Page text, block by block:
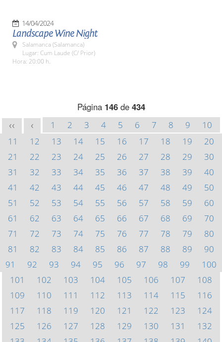
14/04/2024
Landscape Wine Night
Salamanca (Salamanca)
Lugar: Cum Laude (C/ Prior)
Hora: 20:00 h.
Página 146de 434
<< < 1 2 3 4 5 6 7 8 9
10
11
12 13 14 15 16 17 18 19
20
21
22 23 24 25 26 27 28 29
30
31
32 33 34 35 36 37 38 39
40
41
42 43 44 45 46 47 48 49
50
51
52 53 54 55 56 57 58 59
60
61
62 63 64 65 66 67 68 69
70
71
72 73 74 75 76 77 78 79
80
81
82 83 84 85 86 87 88 89
90
91
92 93 94 95 96 97 98 99
100
101
102 103 104 105 106 107
108
109
110 111 112 113 114 115
116
117
118 119 120 121 122 123
124
125
126 127 128 129 130 131
132